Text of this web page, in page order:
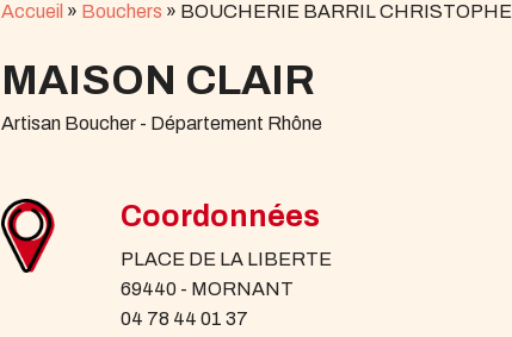
Accueil » Bouchers » BOUCHERIE BARRIL CHRISTOPHE
MAISON CLAIR
Artisan Boucher - Département Rhône
Coordonnées
PLACE DE LA LIBERTE
69440 - MORNANT
04 78 44 01 37